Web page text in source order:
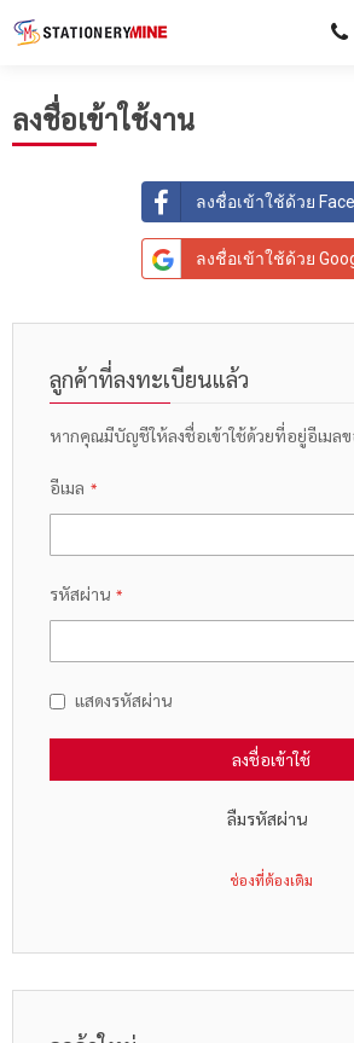
ลงชื่อเข้าใช้งาน
ลงชื่อเข้าใช้ด้วย
ลงชื่อเข้าใช้ด้วย
ลูกค้าที่ลงทะเบียนแล้ว
หากคุณมีบัญชีให้ลงชื่อเข้าใช้ด้วยที่อยู่อีเมล
อีเมล
รหัสผ่าน
แสดงรหัสผ่าน
ลงชื่อเข้าใช้
ลืมรหัสผ่าน